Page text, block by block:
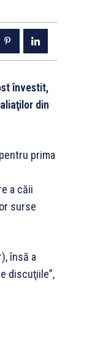
învestit,
din
prima
a căii
surse
însă a
discuţiile”,